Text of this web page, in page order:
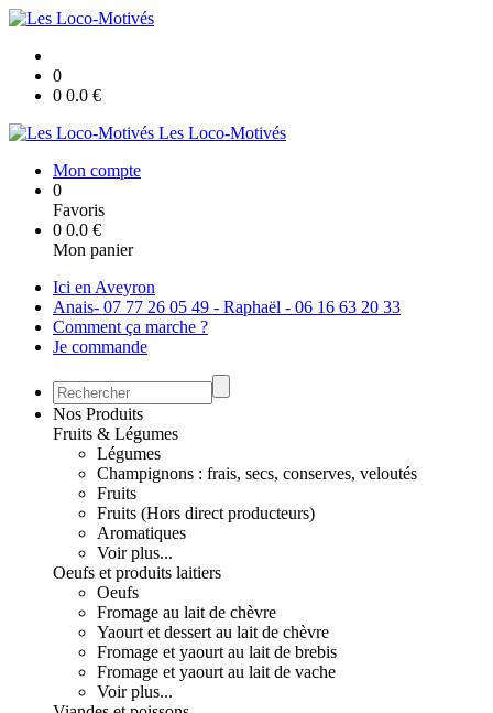
0
0 0.0 €
Les Loco-Motivés
Mon compte
0
Favoris
0 0.0 €
Mon panier
Ici en Aveyron
Anais- 07 77 26 05 49 - Raphaël - 06 16 63 20 33
Comment ça marche ?
Je commande
Nos Produits
Fruits & Légumes
Légumes
Champignons : frais, secs, conserves, veloutés
Fruits
Fruits (Hors direct producteurs)
Aromatiques
Voir plus...
Oeufs et produits laitiers
Oeufs
Fromage au lait de chèvre
Yaourt et dessert au lait de chèvre
Fromage et yaourt au lait de brebis
Fromage et yaourt au lait de vache
Voir plus...